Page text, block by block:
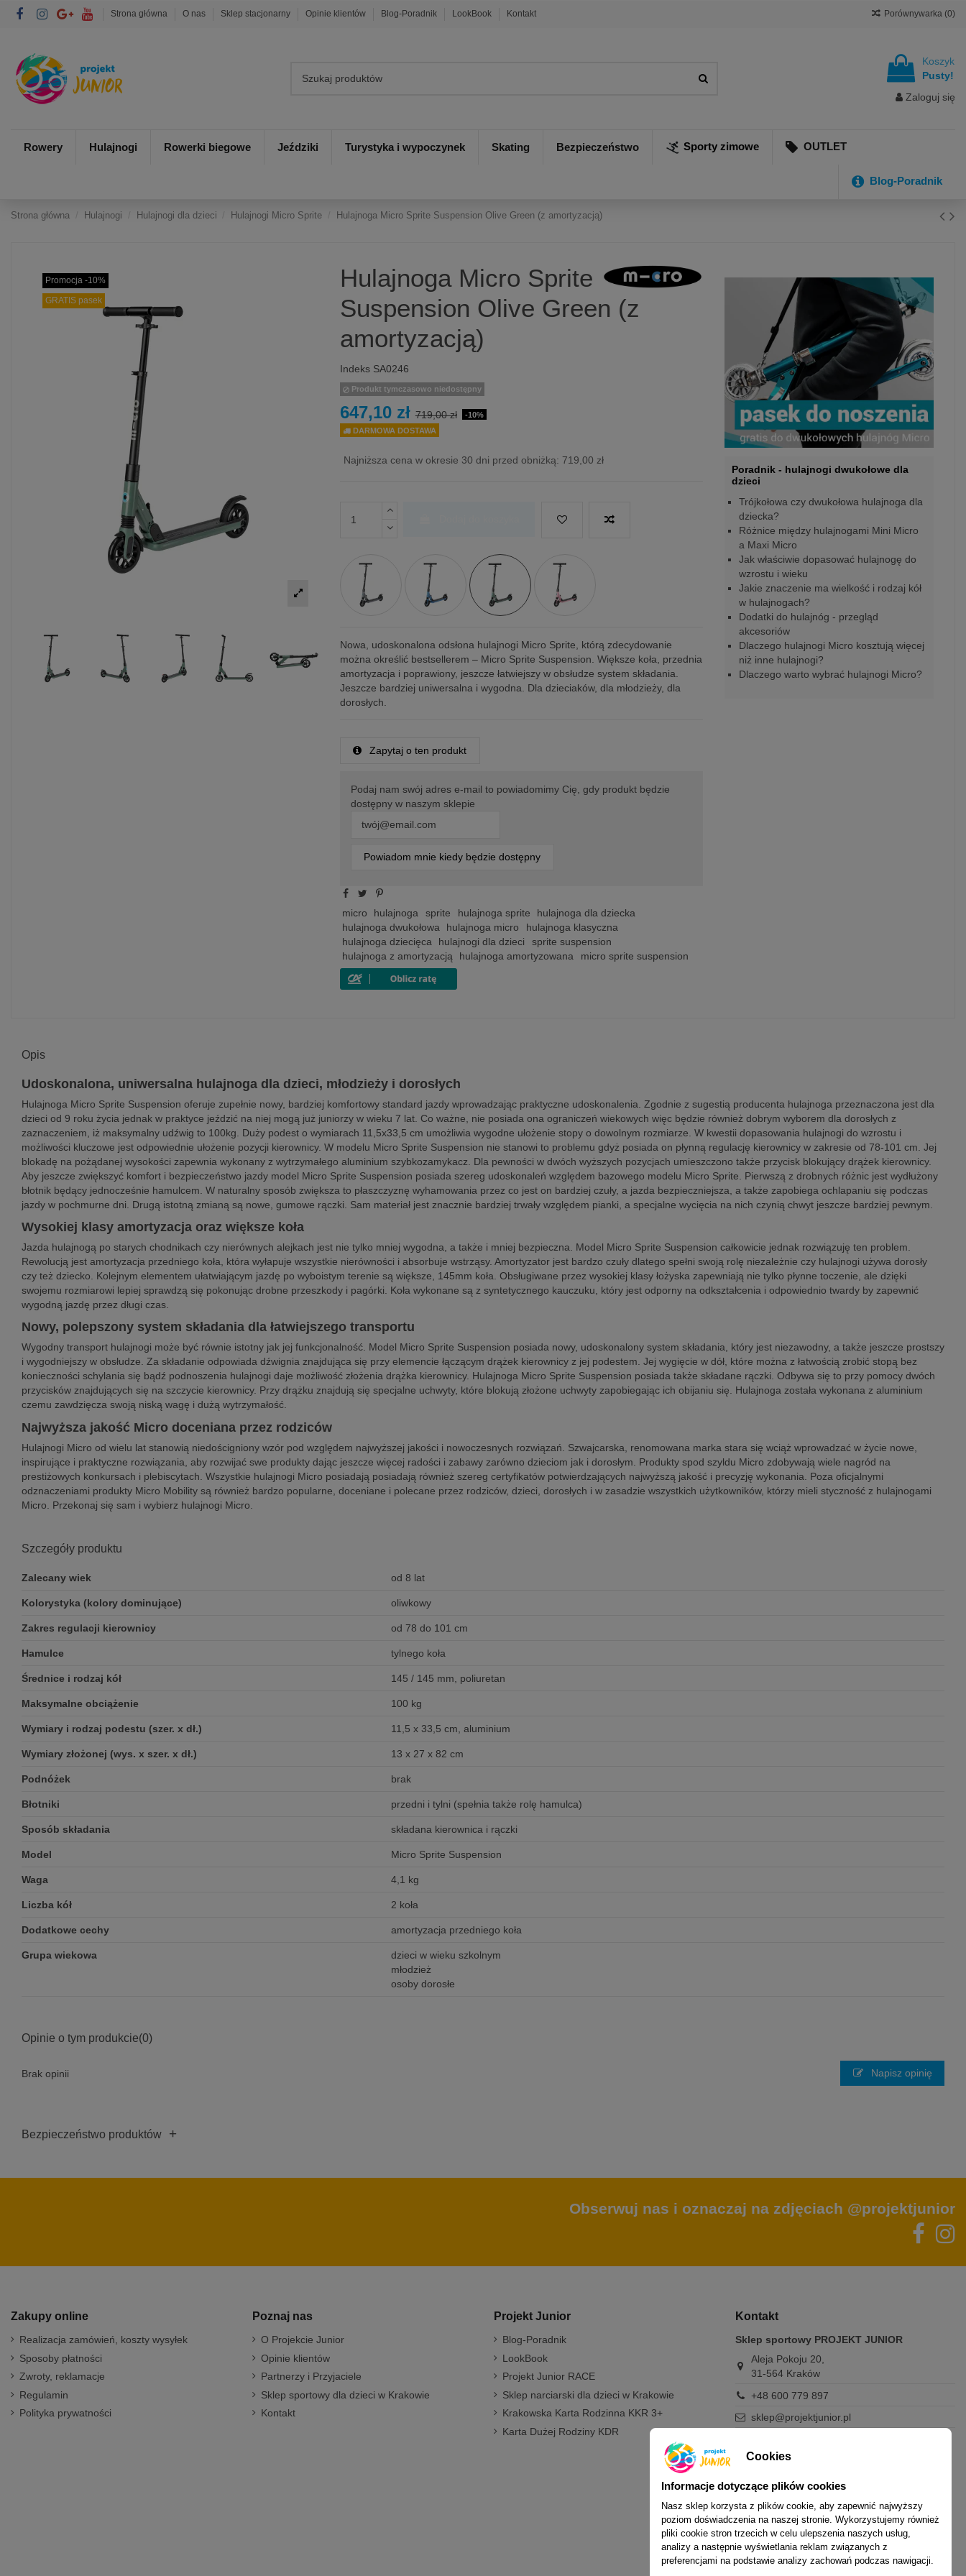
Strona główna O nas Sklep stacjonarny Opinie klientów Blog-Poradnik LookBook Kontakt Porównywarka (0)
Koszyk
Pusty!
Zaloguj się
Rowery Hulajnogi Rowerki biegowe Jeździki Turystyka i wypoczynek Skating Bezpieczeństwo Sporty zimowe OUTLET
Blog-Poradnik
Strona główna Hulajnogi Hulajnogi dla dzieci Hulajnogi Micro Sprite Hulajnoga Micro Sprite Suspension Olive Green (z amortyzacją)
Promocja -10%
GRATIS pasek
Hulajnoga Micro Sprite
Suspension Olive Green (z
amortyzacją)
Indeks SA0246
Produkt tymczasowo niedostępny
647,10 zł 719,00 zł
-10%
DARMOWA DOSTAWA
Najniższa cena w okresie 30 dni przed obniżką: 719,00 zł
Nowa, udoskonalona odsłona hulajnogi Micro Sprite, którą zdecydowanie
można określić bestsellerem – Micro Sprite Suspension. Większe koła, przednia
amortyzacja i poprawiony, jeszcze łatwiejszy w obsłudze system składania.
Jeszcze bardziej uniwersalna i wygodna. Dla dzieciaków, dla młodzieży, dla
dorosłych.
Zapytaj o ten produkt
Podaj nam swój adres e-mail to powiadomimy Cię, gdy produkt będzie
dostępny w naszym sklepie
Powiadom mnie kiedy będzie dostępny
micro hulajnoga sprite hulajnoga sprite
hulajnoga dla dziecka
hulajnoga dwukołowa
hulajnoga micro
hulajnoga klasyczna
hulajnoga dziecięca
hulajnogi dla dzieci
sprite suspension
hulajnoga z amortyzacją
hulajnoga amortyzowana micro sprite suspension
Poradnik - hulajnogi dwukołowe dla
dzieci
Trójkołowa czy dwukołowa hulajnoga dla
dziecka?
Różnice między hulajnogami Mini Micro
a Maxi Micro
Jak właściwie dopasować hulajnogę do
wzrostu i wieku
Jakie znaczenie ma wielkość i rodzaj kół
w hulajnogach?
Dodatki do hulajnóg - przegląd
akcesoriów
Dlaczego hulajnogi Micro kosztują więcej
niż inne hulajnogi?
Dlaczego warto wybrać hulajnogi Micro?
Opis
Udoskonalona, uniwersalna hulajnoga dla dzieci, młodzieży i dorosłych
Hulajnoga Micro Sprite Suspension oferuje zupełnie nowy, bardziej komfortowy standard jazdy wprowadzając praktyczne udoskonalenia. Zgodnie z sugestią producenta hulajnoga przeznaczona jest dla
dzieci od 9 roku życia jednak w praktyce jeździć na niej mogą już juniorzy w wieku 7 lat. Co ważne, nie posiada ona ograniczeń wiekowych więc będzie również dobrym wyborem dla dorosłych z
zaznaczeniem, iż maksymalny udźwig to 100kg. Duży podest o wymiarach 11,5x33,5 cm umożliwia wygodne ułożenie stopy o dowolnym rozmiarze. W kwestii dopasowania hulajnogi do wzrostu i
możliwości kluczowe jest odpowiednie ułożenie pozycji kierownicy. W modelu Micro Sprite Suspension nie stanowi to problemu gdyż posiada on płynną regulację kierownicy w zakresie od 78-101 cm. Jej
blokadę na pożądanej wysokości zapewnia wykonany z wytrzymałego aluminium szybkozamykacz. Dla pewności w dwóch wyższych pozycjach umieszczono także przycisk blokujący drążek kierownicy.
Aby jeszcze zwiększyć komfort i bezpieczeństwo jazdy model Micro Sprite Suspension posiada szereg udoskonaleń względem bazowego modelu Micro Sprite. Pierwszą z drobnych różnic jest wydłużony
błotnik będący jednocześnie hamulcem. W naturalny sposób zwiększa to płaszczyznę wyhamowania przez co jest on bardziej czuły, a jazda bezpieczniejsza, a także zapobiega ochlapaniu się podczas
jazdy w pochmurne dni. Drugą istotną zmianą są nowe, gumowe rączki. Sam materiał jest znacznie bardziej trwały względem pianki, a specjalne wycięcia na nich czynią chwyt jeszcze bardziej pewnym.
Wysokiej klasy amortyzacja oraz większe koła
Jazda hulajnogą po starych chodnikach czy nierównych alejkach jest nie tylko mniej wygodna, a także i mniej bezpieczna. Model Micro Sprite Suspension całkowicie jednak rozwiązuję ten problem.
Rewolucją jest amortyzacja przedniego koła, która wyłapuje wszystkie nierówności i absorbuje wstrząsy. Amortyzator jest bardzo czuły dlatego spełni swoją rolę niezależnie czy hulajnogi używa dorosły
czy też dziecko. Kolejnym elementem ułatwiającym jazdę po wyboistym terenie są większe, 145mm koła. Obsługiwane przez wysokiej klasy łożyska zapewniają nie tylko płynne toczenie, ale dzięki
swojemu rozmiarowi lepiej sprawdzą się pokonując drobne przeszkody i pagórki. Koła wykonane są z syntetycznego kauczuku, który jest odporny na odkształcenia i odpowiednio twardy by zapewnić
wygodną jazdę przez długi czas.
Nowy, polepszony system składania dla łatwiejszego transportu
Wygodny transport hulajnogi może być równie istotny jak jej funkcjonalność. Model Micro Sprite Suspension posiada nowy, udoskonalony system składania, który jest niezawodny, a także jeszcze prostszy
i wygodniejszy w obsłudze. Za składanie odpowiada dźwignia znajdująca się przy elemencie łączącym drążek kierownicy z jej podestem. Jej wygięcie w dół, które można z łatwością zrobić stopą bez
konieczności schylania się bądź podnoszenia hulajnogi daje możliwość złożenia drążka kierownicy. Hulajnoga Micro Sprite Suspension posiada także składane rączki. Odbywa się to przy pomocy dwóch
przycisków znajdujących się na szczycie kierownicy. Przy drążku znajdują się specjalne uchwyty, które blokują złożone uchwyty zapobiegając ich obijaniu się. Hulajnoga została wykonana z aluminium
czemu zawdzięcza swoją niską wagę i dużą wytrzymałość.
Najwyższa jakość Micro doceniana przez rodziców
Hulajnogi Micro od wielu lat stanowią niedościgniony wzór pod względem najwyższej jakości i nowoczesnych rozwiązań. Szwajcarska, renomowana marka stara się wciąż wprowadzać w życie nowe,
inspirujące i praktyczne rozwiązania, aby rozwijać swe produkty dając jeszcze więcej radości i zabawy zarówno dzieciom jak i dorosłym. Produkty spod szyldu Micro zdobywają wiele nagród na
prestiżowych konkursach i plebiscytach. Wszystkie hulajnogi Micro posiadają posiadają również szereg certyfikatów potwierdzających najwyższą jakość i precyzję wykonania. Poza oficjalnymi
odznaczeniami produkty Micro Mobility są również bardzo popularne, doceniane i polecane przez rodziców, dzieci, dorosłych i w zasadzie wszystkich użytkowników, którzy mieli styczność z hulajnogami
Micro. Przekonaj się sam i wybierz hulajnogi Micro.
Szczegóły produktu
Zalecany wiek od 8 lat
Kolorystyka (kolory dominujące) oliwkowy
Zakres regulacji kierownicy od 78 do 101 cm
Hamulce tylnego koła
Średnice i rodzaj kół 145 / 145 mm, poliuretan
Maksymalne obciążenie 100 kg
Wymiary i rodzaj podestu (szer. x dł.) 11,5 x 33,5 cm, aluminium
Wymiary złożonej (wys. x szer. x dł.) 13 x 27 x 82 cm
Podnóżek brak
Błotniki przedni i tylni (spełnia także rolę hamulca)
Sposób składania składana kierownica i rączki
Model Micro Sprite Suspension
Waga 4,1 kg
Liczba kół 2 koła
Dodatkowe cechy amortyzacja przedniego koła
Grupa wiekowa
dzieci w wieku szkolnym
młodzież
osoby dorosłe
Opinie o tym produkcie(0)
Brak opinii Napisz opinię
Bezpieczeństwo produktów +
Obserwuj nas i oznaczaj na zdjęciach @projektjunior
Zakupy online
Realizacja zamówień, koszty wysyłek
Sposoby płatności
Zwroty, reklamacje
Regulamin
Polityka prywatności
Poznaj nas
O Projekcie Junior
Opinie klientów
Partnerzy i Przyjaciele
Sklep sportowy dla dzieci w Krakowie
Kontakt
Projekt Junior
Blog-Poradnik
LookBook
Projekt Junior RACE
Sklep narciarski dla dzieci w Krakowie
Krakowska Karta Rodzinna KKR 3+
Karta Dużej Rodziny KDR
Kontakt
Sklep sportowy PROJEKT JUNIOR
Aleja Pokoju 20,
31-564 Kraków
+48 600 779 897
sklep@projektjunior.pl
poniedziałek - piątek: 11.00-19.00
niedziela (każda): nieczynne
Nie odpowiadamy na wiadomości SMS. W
sprawach dotyczących zamówień i oferty
prosimy o kontakt mailowy, telefoniczny lub
przez Messenger.
Cookies
Informacje dotyczące plików cookies
Nasz sklep korzysta z plików cookie, aby zapewnić najwyższy
poziom doświadczenia na naszej stronie. Wykorzystujemy również
pliki cookie stron trzecich w celu ulepszenia naszych usług,
analizy a następnie wyświetlania reklam związanych z
preferencjami na podstawie analizy zachowań podczas nawigacji.